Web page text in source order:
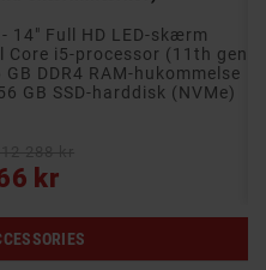
- 14" Full HD LED-skærm
Core i5-processor (11th gen)
GB DDR4 RAM-hukommelse
GB SSD-harddisk (NVMe)
kr